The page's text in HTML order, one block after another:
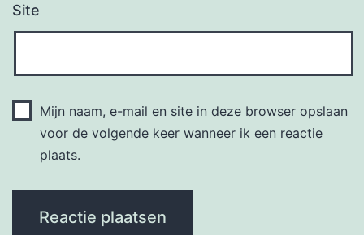
Site
Mijn naam, e-mail en site in deze browser opslaan
voor de volgende keer wanneer ik een reactie
plaats.